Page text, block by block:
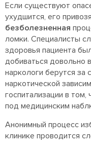
Если существуют
ухудшится, его
безболезненная
ломки. Специалисты
здоровья пациента
добиваться довольно
наркологи берутся
наркотической
госпитализации в
под медицинским
Анонимный процесс
клинике проводится